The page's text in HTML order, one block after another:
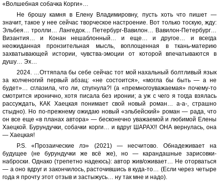
«Волшебная собачка Корги»…
Не брошу камня в Елену Владимировну, пусть хоть что пишет —
значит, такое у нее сейчас творческое настроение. Вот только тоскую, жду:
Эльбея… тролли… Лангедок… Петербург-Вавилон… Вавилон-Петербург…
Византия… и Конан нешаблонный… и еще… и другое… и всегда
неожиданная пронзительная мысль, воплощенная в ткань-материю
захватывающей истории, чувства-эмоции от которой впечатываются в
душу… Эх…
2024. …Оттяпала бы себе сейчас тот мой нахальный болтливый язык
за колченогий первый абзац: «не состоится», «могла бы быть — а не
будет»… сглазила, что ли, спугнула?! (а «премногоуважаемая» почему-то
смотрится иронично, хотя писала без иронии; а уж с чего я тогда взялась
рассуждать, КАК Хаецкая понимает свой новый роман… а-а-, страшно
стыдно). Но по-прежнему ожидаю новый «эльбейский» роман — рада, что
он все еще «в планах автора» — бесконечно уважаемой и любимой Елены
Хаецкой. Бурундучки, собачки корги… и вдруг ШАРАХ!! ОНА вернулась, она
— Хаецкая!
P.S. «Прозаические лэ» (2021) — несчитово. Обнадеживает на
будущее (не бурундучки же всё же), но — карандашные зарисовки-
наброски. Однако (трепетно надеюсь): автор жив/оживает… Не оторваться
— а оно вдруг и закончилось, расточившись в куда-то… (Если через четыре
года я прочту этот отзыв и застыжусь… ну так мне и надо).